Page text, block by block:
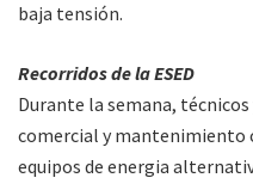
baja tensión.
Recorridos de la ESED
Durante la semana,
comercial y mantenimiento
equipos de energia